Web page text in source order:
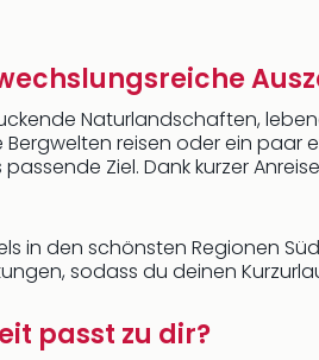
Naturlandschaften,
reisen oder ein paar
Ziel. Dank kurzer
in den schönsten Regionen
sodass du deinen
passt zu dir?